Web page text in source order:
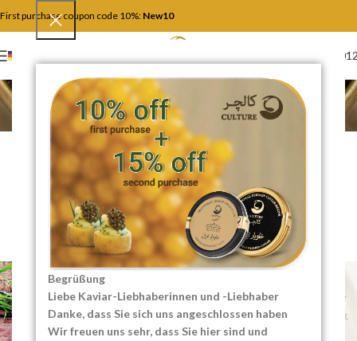
Begrüßung
Liebe Kaviar-Liebhaberinnen und -Liebhaber
Danke, dass Sie sich uns angeschlossen haben
Wir freuen uns sehr, dass Sie hier sind und
First purchase coupon code 10%: New10
Der Blog
Home Essen und Rezepte
ESSEN UND REZEPTE ,SERVE AND KEEP
Saisonale Aktualisierung
Ihrer Restaurantkarte für
maximale Attraktivität
SEO Content CreatorOn 09/21/2025 0